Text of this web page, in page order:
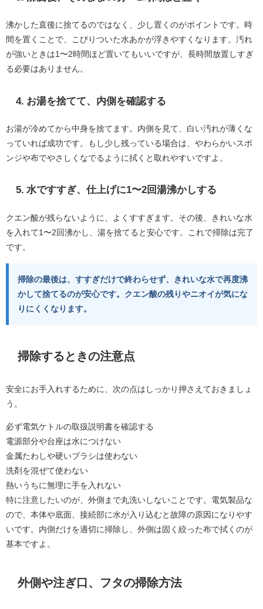
沸かした直後に捨てるのではなく、少し置くのがポイントです。時
間を置くことで、こびりついた水あかが浮きやすくなります。汚れ
が強いときは1〜2時間ほど置いてもいいですが、長時間放置しすぎ
る必要はありません。
4. お湯を捨てて、内側を確認する
お湯が冷めてから中身を捨てます。内側を見て、白い汚れが薄くな
っていれば成功です。もし少し残っている場合は、やわらかいスポ
ンジや布でやさしくなでるように拭くと取れやすいですよ。
5. 水ですすぎ、仕上げに1〜2回湯沸かしする
クエン酸が残らないように、よくすすぎます。その後、きれいな水
を入れて1〜2回沸かし、湯を捨てると安心です。これで掃除は完了
です。
掃除の最後は、すすぎだけで終わらせず、きれいな水で再度沸
かして捨てるのが安心です。クエン酸の残りやニオイが気にな
りにくくなります。
掃除するときの注意点
安全にお手入れするために、次の点はしっかり押さえておきましょ
う。
必ず電気ケトルの取扱説明書を確認する
電源部分や台座は水につけない
金属たわしや硬いブラシは使わない
洗剤を混ぜて使わない
熱いうちに無理に手を入れない
特に注意したいのが、外側まで丸洗いしないことです。電気製品な
ので、本体や底面、接続部に水が入り込むと故障の原因になりやす
いです。内側だけを適切に掃除し、外側は固く絞った布で拭くのが
基本ですよ。
外側や注ぎ口、フタの掃除方法